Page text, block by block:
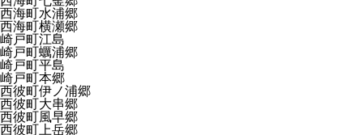
西海町水浦郷
西海町横瀬郷
崎戸町江島
崎戸町蠣浦郷
崎戸町平島
崎戸町本郷
西彼町伊ノ浦郷
西彼町大串郷
西彼町風早郷
西彼町上岳郷